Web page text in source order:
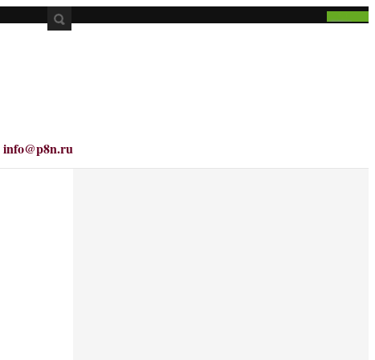
info@p8n.ru